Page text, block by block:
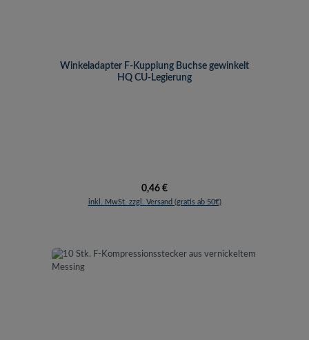
Winkeladapter F-Kupplung Buchse gewinkelt
HQ CU-Legierung
Regulärer Preis:
0,46 €
inkl. MwSt. zzgl. Versand (gratis ab 50€)